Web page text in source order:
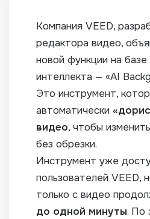
Компания VEED,
редактора видео,
новой функции на базе
интеллекта — «AI
Это инструмент,
автоматически
видео, чтобы
без обрезки.
Инструмент уже
пользователей VEED,
только с видео
до одной минуты. По